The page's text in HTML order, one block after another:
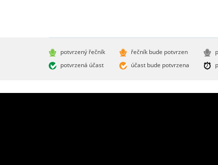
potvrzený řečník
potvrzená účast
řečník bude potvrzen
účast bude potvrzena